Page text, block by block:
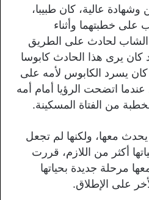
عالية، كان طبيبا،
خطبتهما وأثناء
الشاب لحادث على الطريق
كان يرى هذا الحادث كابوسا
كان يسرد الكابوس لأمه على
اتضحت الرؤيا أمام أمه
من الفتاة المسكينة.
معها، ولكنها لم تجعل
أكثر من اللازم، قررت
مرحلة جديدة بحياتها
على الإطلاق.